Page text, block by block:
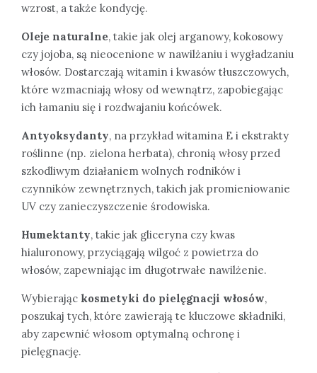
wzrost, a także kondycję.
Oleje naturalne, takie jak olej arganowy, kokosowy
czy jojoba, są nieocenione w nawilżaniu i wygładzaniu
włosów. Dostarczają witamin i kwasów tłuszczowych,
które wzmacniają włosy od wewnątrz, zapobiegając
ich łamaniu się i rozdwajaniu końcówek.
Antyoksydanty, na przykład witamina E i ekstrakty
roślinne (np. zielona herbata), chronią włosy przed
szkodliwym działaniem wolnych rodników i
czynników zewnętrznych, takich jak promieniowanie
UV czy zanieczyszczenie środowiska.
Humektanty, takie jak gliceryna czy kwas
hialuronowy, przyciągają wilgoć z powietrza do
włosów, zapewniając im długotrwałe nawilżenie.
Wybierając kosmetyki do pielęgnacji włosów,
poszukaj tych, które zawierają te kluczowe składniki,
aby zapewnić włosom optymalną ochronę i
pielęgnację.